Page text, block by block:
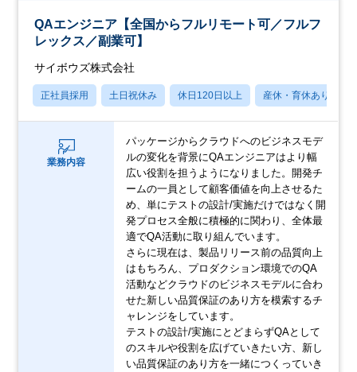
QAエンジニア【全国からフルリモート可／フルフ
レックス／副業可】
サイボウズ株式会社
正社員採用 土日祝休み 休日120日以上 産休・育休あり
業務内容
パッケージからクラウドへのビジネスモデ
ルの変化を背景にQAエンジニアはより幅
広い役割を担うようになりました。開発チ
ームの一員として顧客価値を向上させるた
め、単にテストの設計/実施だけではなく開
発プロセス全般に積極的に関わり、全体最
適でQA活動に取り組んでいます。
さらに現在は、製品リリース前の品質向上
はもちろん、プロダクション環境でのQA
活動などクラウドのビジネスモデルに合わ
せた新しい品質保証のあり方を模索するチ
ャレンジをしています。
テストの設計/実施にとどまらずQAとして
のスキルや役割を広げていきたい方、新し
い品質保証のあり方を一緒につくっていき